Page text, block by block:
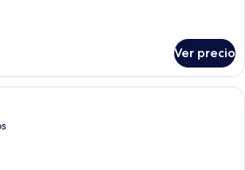
Ver precio
Una habitación de hotel con cama,